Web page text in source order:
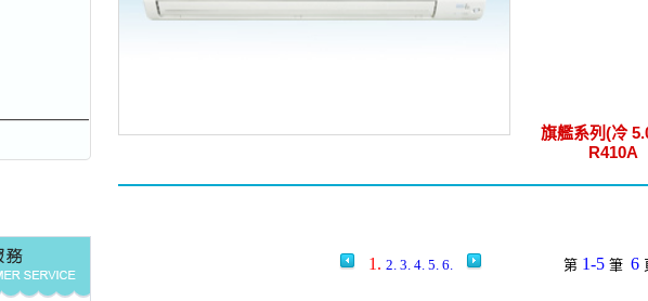
旗艦系列(冷
R410A
1. 2. 3. 4. 5. 6. 第 1-5 筆 6